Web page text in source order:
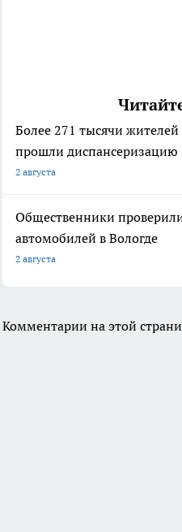
Более 271 тысячи жителей
прошли диспансеризацию
2 августа
Общественники
автомобилей в Вологде
2 августа
Комментарии на этой